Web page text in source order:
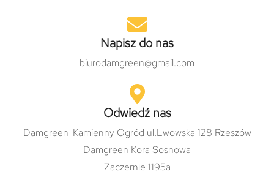
Napisz do nas
biurodamgreen@gmail.com
Odwiedź nas
Damgreen-Kamienny Ogród ul.Lwowska 128 Rzeszów
Damgreen Kora Sosnowa
Zaczernie 1195a